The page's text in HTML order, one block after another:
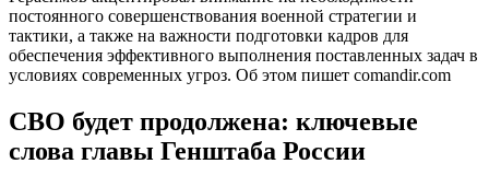
постоянного совершенствования военной стратегии и
тактики, а также на важности подготовки кадров для
обеспечения эффективного выполнения поставленных задач в
условиях современных угроз. Об этом пишет comandir.com
СВО будет продолжена: ключевые
слова главы Генштаба России